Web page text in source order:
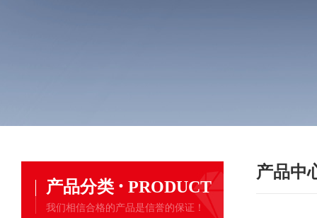
产品分类 · PRODUCT
我们相信合格的产品是信誉的保证！
产品中